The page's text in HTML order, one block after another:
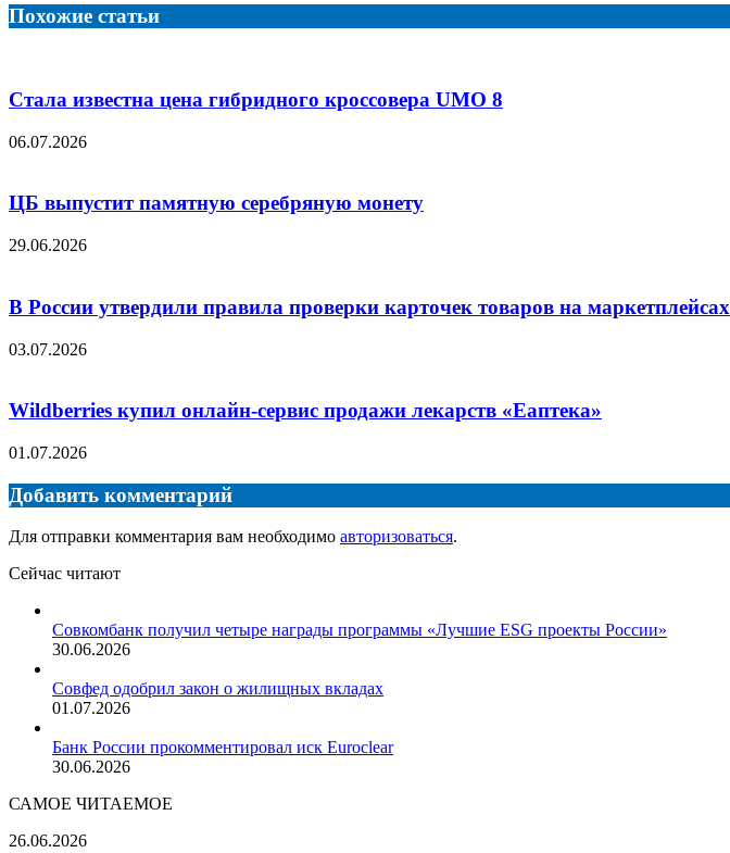
электронную
почту
Похожие статьи
Стала известна цена гибридного кроссовера UMO 8
06.07.2026
ЦБ выпустит памятную серебряную монету
29.06.2026
В России утвердили правила проверки карточек товаров на маркетплейсах
03.07.2026
Wildberries купил онлайн-сервис продажи лекарств «Еаптека»
01.07.2026
Добавить комментарий
Для отправки комментария вам необходимо авторизоваться.
Сейчас читают
Совкомбанк получил четыре награды программы «Лучшие ESG проекты России»
30.06.2026
Совфед одобрил закон о жилищных вкладах
01.07.2026
Банк России прокомментировал иск Euroclear
30.06.2026
САМОЕ ЧИТАЕМОЕ
Миллер
26.06.2026